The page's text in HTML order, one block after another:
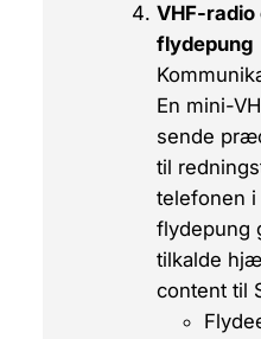
VHF-radio
flydepung
En mini-
sende
til
telefonen
flydepung
tilkalde
content til